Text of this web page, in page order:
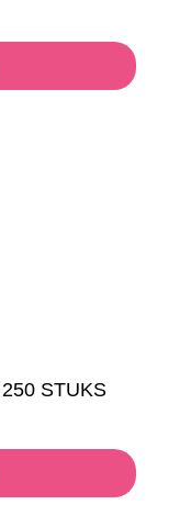
STUKS